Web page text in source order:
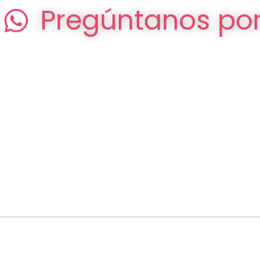
Pregúntanos